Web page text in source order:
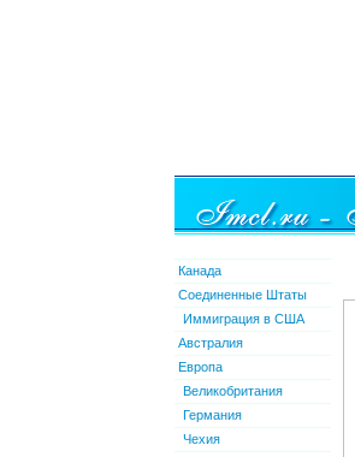
Канада
Соединенные Штаты
Иммиграция в США
Австралия
Европа
Великобритания
Германия
Чехия